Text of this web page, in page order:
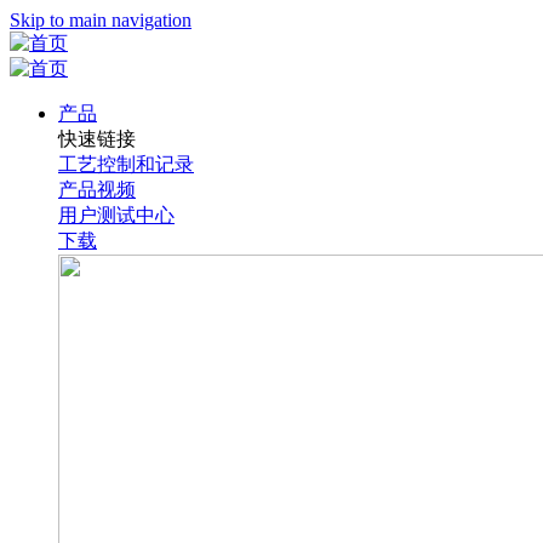
Skip to main navigation
产品
快速链接
工艺控制和记录
产品视频
用户测试中心
下载